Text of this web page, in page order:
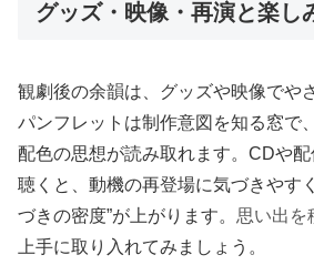
グッズ・映像・再演と楽し
観劇後の余韻は、グッズや映像でや
パンフレットは制作意図を知る窓で
配色の思想が読み取れます。CDや
聴くと、動機の再登場に気づきやす
づきの密度”が上がります。 思い出を
上手に取り入れてみましょう。